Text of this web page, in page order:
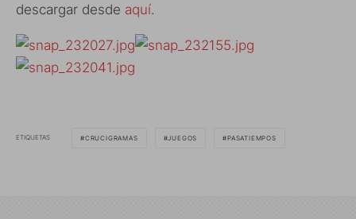
descargar desde aquí.
ETIQUETAS CRUCIGRAMAS JUEGOS PASATIEMPOS